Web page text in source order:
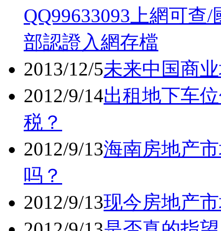
QQ99633093上網可
部認證入網存檔
2013/12/5未来中国商
2012/9/14出租地下车
税？
2012/9/13海南房地产
吗？
2012/9/13现今房地产